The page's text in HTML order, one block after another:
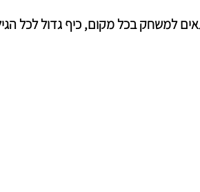
למשחק בכל מקום, כיף גדול לכל